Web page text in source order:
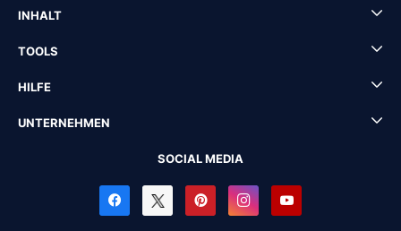
INHALT
TOOLS
HILFE
UNTERNEHMEN
SOCIAL MEDIA